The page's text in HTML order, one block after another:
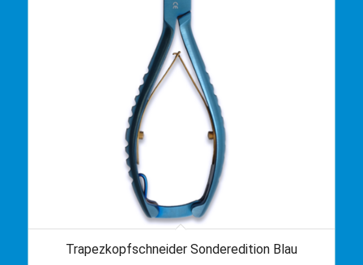
Trapezkopfschneider Sonderedition Blau